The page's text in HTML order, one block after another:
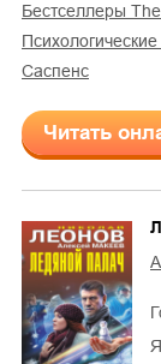
бестселлеры
саспенс
Читать